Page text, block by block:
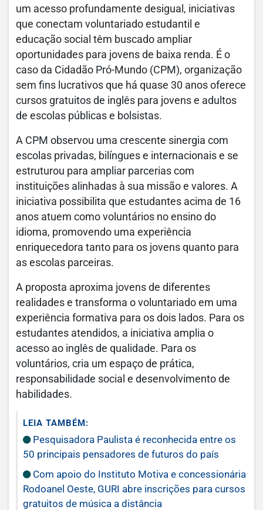
um acesso profundamente desigual, iniciativas
que conectam voluntariado estudantil e
educação social têm buscado ampliar
oportunidades para jovens de baixa renda. É o
caso da Cidadão Pró-Mundo (CPM), organização
sem fins lucrativos que há quase 30 anos oferece
cursos gratuitos de inglês para jovens e adultos
de escolas públicas e bolsistas.
A CPM observou uma crescente sinergia com
escolas privadas, bilíngues e internacionais e se
estruturou para ampliar parcerias com
instituições alinhadas à sua missão e valores. A
iniciativa possibilita que estudantes acima de 16
anos atuem como voluntários no ensino do
idioma, promovendo uma experiência
enriquecedora tanto para os jovens quanto para
as escolas parceiras.
A proposta aproxima jovens de diferentes
realidades e transforma o voluntariado em uma
experiência formativa para os dois lados. Para os
estudantes atendidos, a iniciativa amplia o
acesso ao inglês de qualidade. Para os
voluntários, cria um espaço de prática,
responsabilidade social e desenvolvimento de
habilidades.
LEIA TAMBÉM:
Pesquisadora Paulista é reconhecida entre os
50 principais pensadores de futuros do país
Com apoio do Instituto Motiva e concessionária
Rodoanel Oeste, GURI abre inscrições para cursos
gratuitos de música a distância